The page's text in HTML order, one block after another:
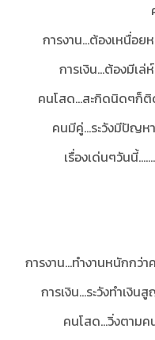
การงาน...ต้องเหนื่อย
การเงิน...ต้องมีเ
คนโสด...สะกิดนิดๆก็
คนมีคู่…ระวังมีปัญห
เรื่องเด่นๆวันนี้
การงาน…ทำงานหนักกว่า
การเงิน…ระวังทำเงิ
คนโสด…วิ่งตาม